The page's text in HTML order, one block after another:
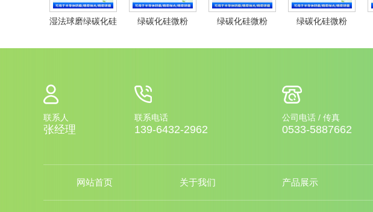
湿法球磨绿碳化硅
绿碳化硅微粉
绿碳化硅微粉
绿碳化硅微粉
联系人
张经理
联系电话
139-6432-2962
公司电话 / 传真
0533-5887662
网站首页 关于我们 产品展示